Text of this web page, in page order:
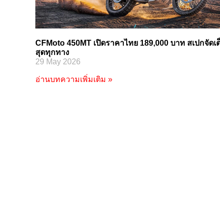
CFMoto 450MT เปิดราคาไทย 189,000 บาท สเปกจัดเ
สุดทุกทาง
29 May 2026
อ่านบทความเพิ่มเติม »